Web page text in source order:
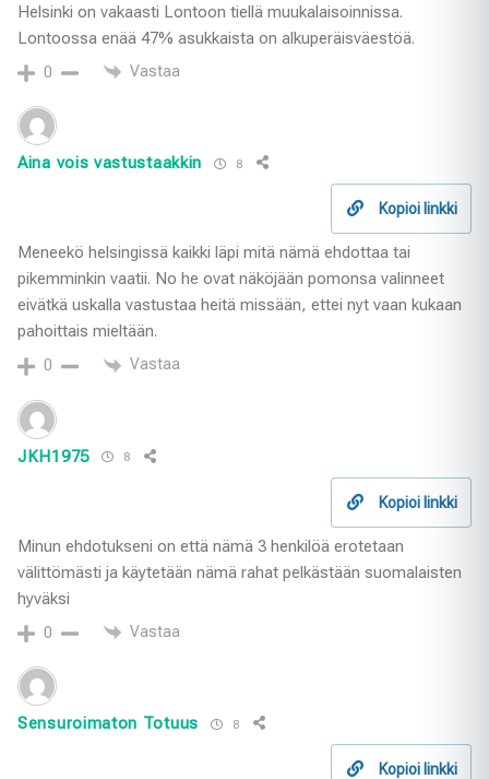
Helsinki on vakaasti Lontoon tiellä muukalaisoinnissa.
Lontoossa enää 47% asukkaista on alkuperäisväestöä.
0 Vastaa
Aina vois vastustaakkin 8
Kopioi linkki
Meneekö helsingissä kaikki läpi mitä nämä ehdottaa tai
pikemminkin vaatii. No he ovat näköjään pomonsa valinneet
eivätkä uskalla vastustaa heitä missään, ettei nyt vaan kukaan
pahoittais mieltään.
0 Vastaa
JKH1975 8
Kopioi linkki
Minun ehdotukseni on että nämä 3 henkilöä erotetaan
välittömästi ja käytetään nämä rahat pelkästään suomalaisten
hyväksi
0 Vastaa
Sensuroimaton Totuus 8
Kopioi linkki